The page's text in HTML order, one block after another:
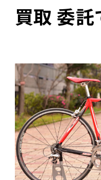
買取 委